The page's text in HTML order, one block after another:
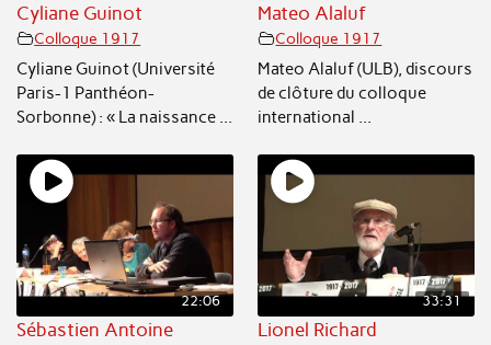
Cyliane Guinot
Colloque 1917
Cyliane Guinot (Université
Paris-1 Panthéon-
Sorbonne) : « La naissance ...
Mateo Alaluf
Colloque 1917
Mateo Alaluf (ULB), discours
de clôture du colloque
international ...
22:06
Sébastien Antoine
33:31
Lionel Richard